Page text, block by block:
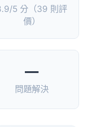
5 分（39 則評
價）
—
問題解決